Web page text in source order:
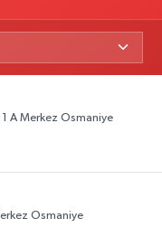
A Merkez Osmaniye
Osmaniye